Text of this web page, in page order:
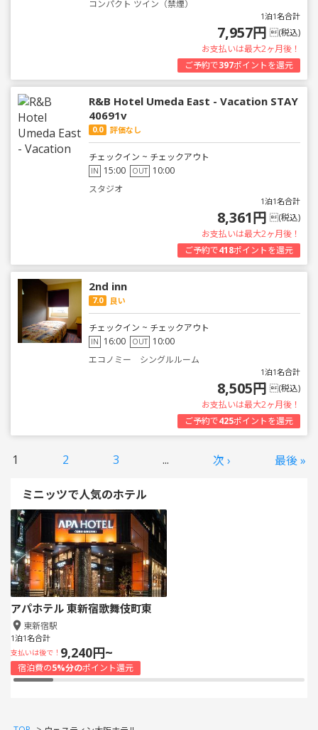
コンパクト ツイン（禁煙）
1泊1名合計
7,957円 (税込)
お支払いは最大2ヶ月後！
ご予約で397ポイントを還元
R&B Hotel Umeda East - Vacation STAY
40691v
0.0 評価なし
チェックイン ~ チェックアウト
IN 15:00 OUT 10:00
スタジオ
1泊1名合計
8,361円 (税込)
お支払いは最大2ヶ月後！
ご予約で418ポイントを還元
2nd inn
7.0 良い
チェックイン ~ チェックアウト
IN 16:00 OUT 10:00
エコノミー シングルルーム
1泊1名合計
8,505円 (税込)
お支払いは最大2ヶ月後！
ご予約で425ポイントを還元
1 2 3 ... 次 › 最後 »
ミニッツで人気のホテル
アパホテル 東新宿歌舞伎町東
東新宿駅
1泊1名合計
支払いは後で！ 9,240円~
宿泊費の5%分のポイント還元